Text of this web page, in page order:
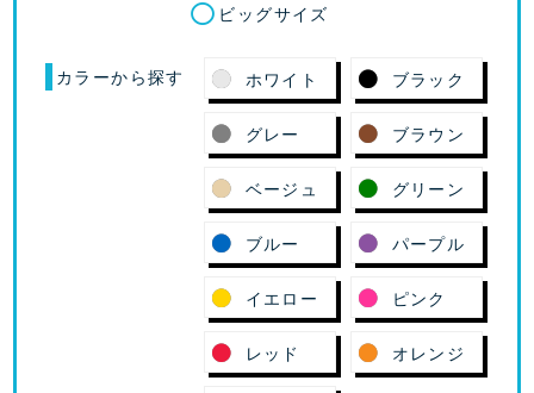
ビッグサイズ
カラーから探す ホワイト ブラック
グレー ブラウン
ベージュ グリーン
ブルー パープル
イエロー ピンク
レッド オレンジ